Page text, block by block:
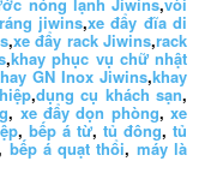
jiwins,xe đẩy đĩa di
,xe đẩy rack Jiwins,rack
,khay phục vụ chữ nhật
GN Inox Jiwins,khay
,dụng cụ khách sạn,
,xe đẩy dọn phòng,xe
,bếp á từ,tủ đông,tủ
bếp á quạt thổi, máy là